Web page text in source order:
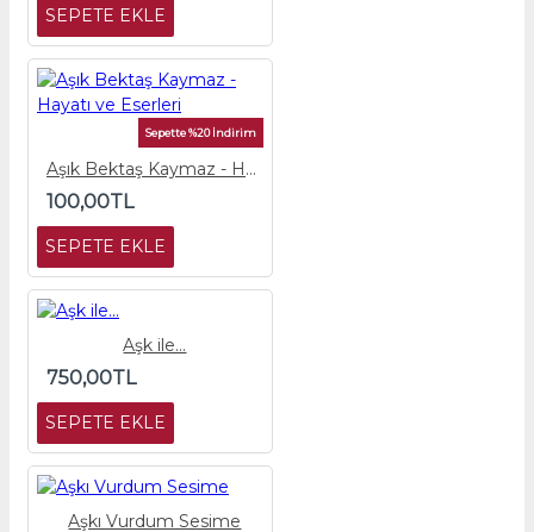
SEPETE EKLE
Sepette %20 İndirim
Aşık Bektaş Kaymaz - Hayatı ve Eserleri
100,00TL
SEPETE EKLE
Aşk ile...
750,00TL
SEPETE EKLE
Aşkı Vurdum Sesime